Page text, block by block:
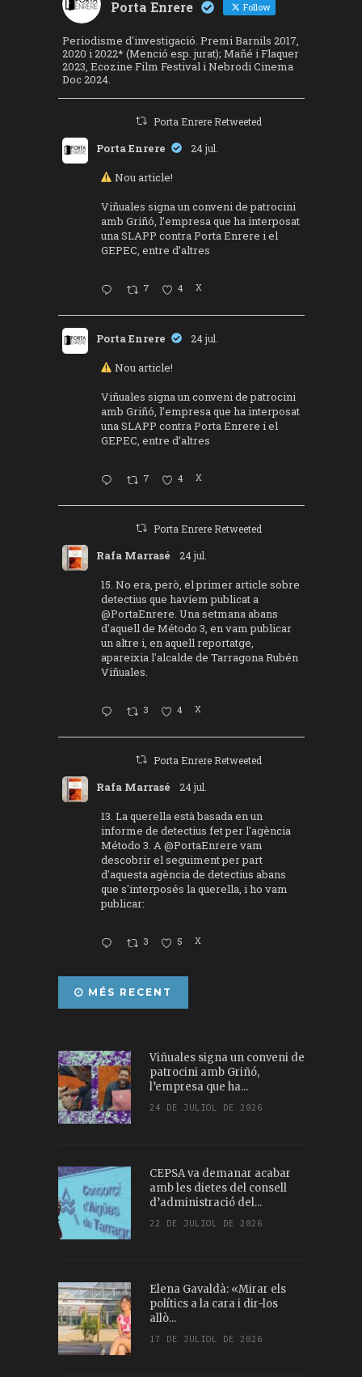
Porta Enrere Follow
Periodisme d'investigació. Premi Barnils 2017,
2020 i 2022* (Menció esp. jurat); Mañé i Flaquer
2023, Ecozine Film Festival i Nebrodi Cinema
Doc 2024.
Porta Enrere Retweeted
Porta Enrere 24 jul.
Nou article!
Viñuales signa un conveni de patrocini
amb Griñó, l’empresa que ha interposat
una SLAPP contra Porta Enrere i el
GEPEC, entre d’altres
7 4 X
Porta Enrere 24 jul.
Nou article!
Viñuales signa un conveni de patrocini
amb Griñó, l’empresa que ha interposat
una SLAPP contra Porta Enrere i el
GEPEC, entre d’altres
7 4 X
Porta Enrere Retweeted
Rafa Marrasé 24 jul.
15. No era, però, el primer article sobre
detectius que havíem publicat a
@PortaEnrere. Una setmana abans
d'aquell de Método 3, en vam publicar
un altre i, en aquell reportatge,
apareixia l'alcalde de Tarragona Rubén
Viñuales.
3 4 X
Porta Enrere Retweeted
Rafa Marrasé 24 jul.
13. La querella està basada en un
informe de detectius fet per l'agència
Método 3. A@PortaEnrere vam
descobrir el seguiment per part
d'aquesta agència de detectius abans
que s'interposés la querella, i ho vam
publicar:
3 5 X
MÉS RECENT
Viñuales signa un conveni de
patrocini amb Griñó,
l’empresa que ha...
24 DE JULIOL DE 2026
CEPSA va demanar acabar
amb les dietes del consell
d’administració del...
22 DE JULIOL DE 2026
Elena Gavaldà: «Mirar els
polítics a la cara i dir-los
allò...
17 DE JULIOL DE 2026